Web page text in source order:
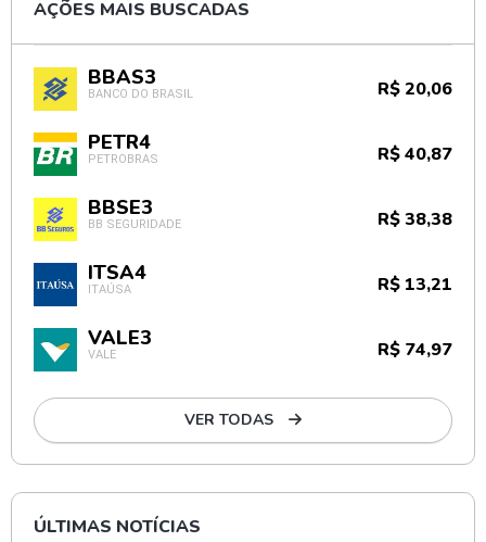
AÇÕES MAIS BUSCADAS
BBAS3
BANCO DO BRASIL R$ 20,06
PETR4
PETROBRAS R$ 40,87
BBSE3
BB SEGURIDADE R$ 38,38
ITSA4
ITAÚSA R$ 13,21
VALE3
VALE R$ 74,97
VER TODAS
ÚLTIMAS NOTÍCIAS